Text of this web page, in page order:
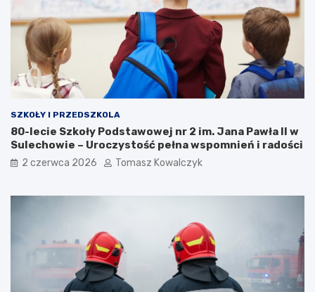
SZKOŁY I PRZEDSZKOLA
80-lecie Szkoły Podstawowej nr 2 im. Jana Pawła II w
Sulechowie – Uroczystość pełna wspomnień i radości
2 czerwca 2026 Tomasz Kowalczyk